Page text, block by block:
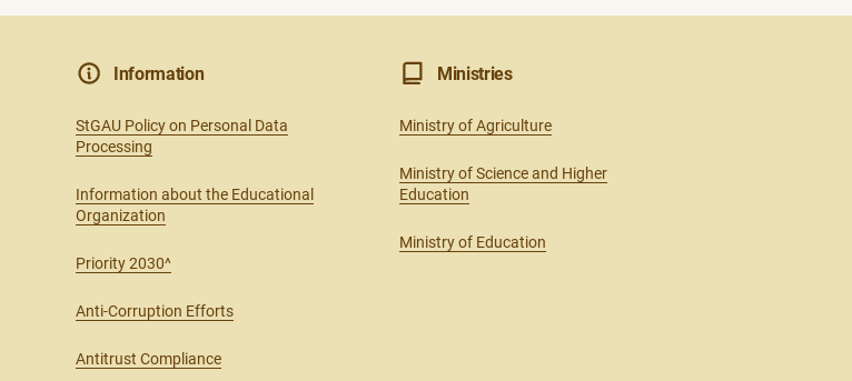
Information
StGAU Policy on Personal Data
Processing
Information about the Educational
Organization
Priority 2030^
Anti-Corruption Efforts
Antitrust Compliance
Ministries
Ministry of Agriculture
Ministry of Science and Higher
Education
Ministry of Education